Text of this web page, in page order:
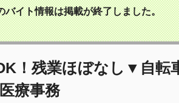
バイト情報は掲載が終了しました。
！残業ほぼなし▼自転
療事務